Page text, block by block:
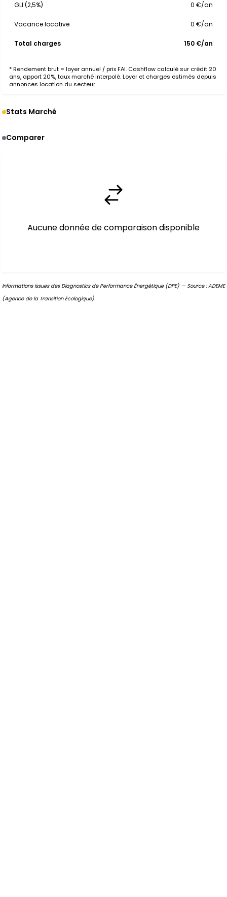
GLI (2,5%) 0 €/an
Vacance locative 0 €/an
Total charges 150 €/an
* Rendement brut = loyer annuel / prix FAI. Cashflow calculé sur crédit 20
ans, apport 20%, taux marché interpolé. Loyer et charges estimés depuis
annonces location du secteur.
Stats Marché
Comparer
Aucune donnée de comparaison disponible
Informations issues des Diagnostics de Performance Énergétique (DPE) — Source : ADEME
(Agence de la Transition Écologique).